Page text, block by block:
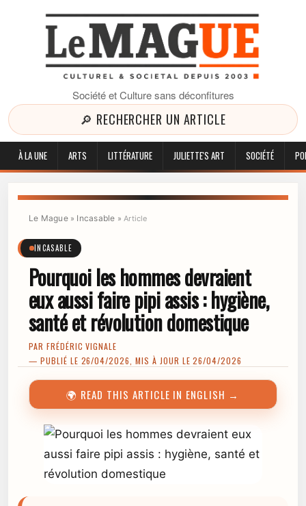
Société et Culture sans déconfitures
🔎 RECHERCHER UN ARTICLE
À LA UNE ARTS LITTÉRATURE JULIETTE'S ART SOCIÉTÉ
Le Mague» Incasable »Article
INCASABLE
Pourquoi les hommes devraient
eux aussi faire pipi assis : hygiène,
santé et révolution domestique
PAR FRÉDÉRIC VIGNALE
— PUBLIÉ LE 26/04/2026, MIS À JOUR LE 26/04/2026
🌍 READ THIS ARTICLE IN ENGLISH →